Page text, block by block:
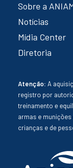
Sobre a
Notícias
Mídia Center
Diretoria
Atenção: A
registro por
treinamento e
armas e
crianças e de